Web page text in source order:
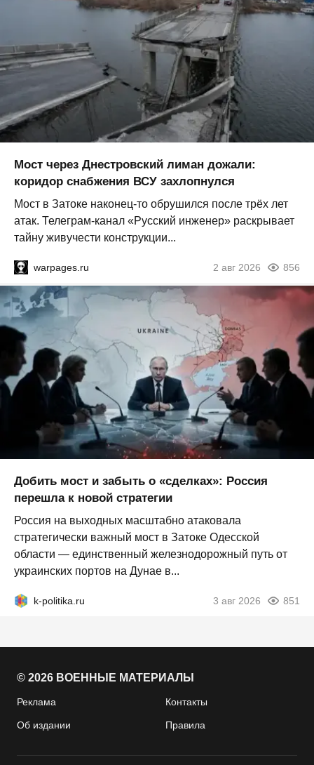
Мост через Днестровский лиман дожали:
коридор снабжения ВСУ захлопнулся
Мост в Затоке наконец-то обрушился после трёх лет
атак. Телеграм-канал «Русский инженер» раскрывает
тайну живучести конструкции...
warpages.ru 2 авг 2026 856
Добить мост и забыть о «сделках»: Россия
перешла к новой стратегии
Россия на выходных масштабно атаковала
стратегически важный мост в Затоке Одесской
области — единственный железнодорожный путь от
украинских портов на Дунае в...
k-politika.ru 3 авг 2026 851
© 2026 ВОЕННЫЕ МАТЕРИАЛЫ
Реклама Контакты
Об издании Правила